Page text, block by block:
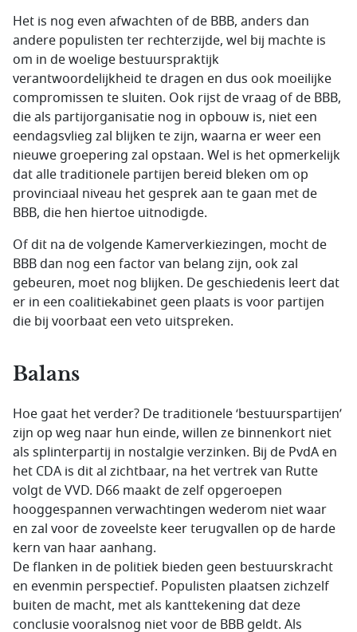
Het is nog even afwachten of de BBB, anders dan
andere populisten ter rechterzijde, wel bij machte is
om in de woelige bestuurspraktijk
verantwoordelijkheid te dragen en dus ook moeilijke
compromissen te sluiten. Ook rijst de vraag of de BBB,
die als partijorganisatie nog in opbouw is, niet een
eendagsvlieg zal blijken te zijn, waarna er weer een
nieuwe groepering zal opstaan. Wel is het opmerkelijk
dat alle traditionele partijen bereid bleken om op
provinciaal niveau het gesprek aan te gaan met de
BBB, die hen hiertoe uitnodigde.
Of dit na de volgende Kamerverkiezingen, mocht de
BBB dan nog een factor van belang zijn, ook zal
gebeuren, moet nog blijken. De geschiedenis leert dat
er in een coalitiekabinet geen plaats is voor partijen
die bij voorbaat een veto uitspreken.
Balans
Hoe gaat het verder? De traditionele ‘bestuurspartijen’
zijn op weg naar hun einde, willen ze binnenkort niet
als splinterpartij in nostalgie verzinken. Bij de PvdA en
het CDA is dit al zichtbaar, na het vertrek van Rutte
volgt de VVD. D66 maakt de zelf opgeroepen
hooggespannen verwachtingen wederom niet waar
en zal voor de zoveelste keer terugvallen op de harde
kern van haar aanhang.
De flanken in de politiek bieden geen bestuurskracht
en evenmin perspectief. Populisten plaatsen zichzelf
buiten de macht, met als kanttekening dat deze
conclusie vooralsnog niet voor de BBB geldt. Als